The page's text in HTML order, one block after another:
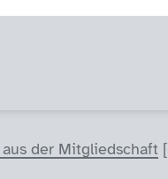
NRW
der Mitgliedschaft